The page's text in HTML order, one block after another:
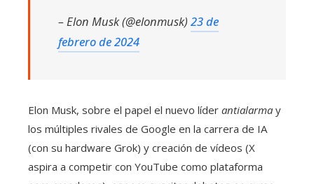
– Elon Musk (@elonmusk) 23 de
febrero de 2024
Elon Musk, sobre el papel el nuevo líder antialarma y
los múltiples rivales de Google en la carrera de IA
(con su hardware Grok) y creación de vídeos (X
aspira a competir con YouTube como plataforma